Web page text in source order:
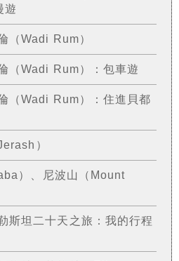
遊
（Wadi Rum）
（Wadi Rum）：包車遊
（Wadi Rum）：住進貝都
）
）、尼波山（Mount
斯坦二十天之旅：我的行程